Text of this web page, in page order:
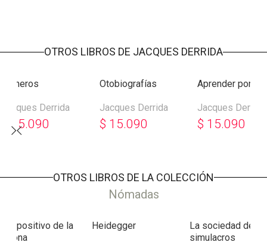
OTROS LIBROS DE JACQUES DERRIDA
Carneros
Jacques Derrida
15.090
Otobiografías
Jacques Derrida
$ 15.090
Aprender por fin
Jacques Derrida
$ 15.090
OTROS LIBROS DE LA COLECCIÓN
Nómadas
dispositivo de la
Heidegger
La sociedad de
simulacros